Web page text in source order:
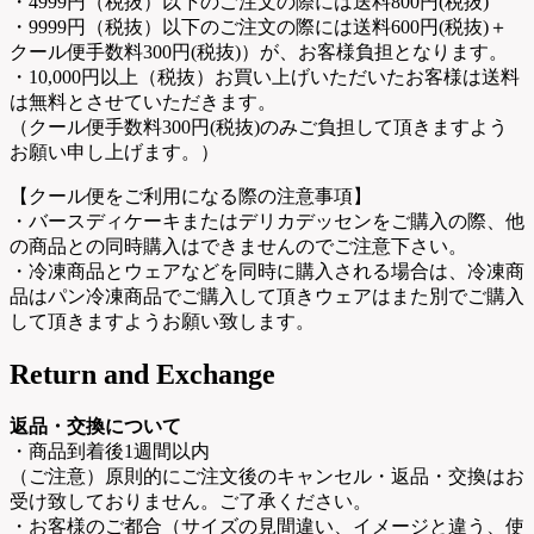
・9999円（税抜）以下のご注文の際には送料600円(税抜)＋
クール便手数料300円(税抜)）が、お客様負担となります。
・10,000円以上（税抜）お買い上げいただいたお客様は送料
は無料とさせていただきます。
（クール便手数料300円(税抜)のみご負担して頂きますよう
お願い申し上げます。）
【クール便をご利用になる際の注意事項】
・バースディケーキまたはデリカデッセンをご購入の際、他
の商品との同時購入はできませんのでご注意下さい。
・冷凍商品とウェアなどを同時に購入される場合は、冷凍商
品はパン冷凍商品でご購入して頂きウェアはまた別でご購入
して頂きますようお願い致します。
Return and Exchange
返品・交換について
・商品到着後1週間以内
（ご注意）原則的にご注文後のキャンセル・返品・交換はお
受け致しておりません。ご了承ください。
・お客様のご都合（サイズの見間違い、イメージと違う、使